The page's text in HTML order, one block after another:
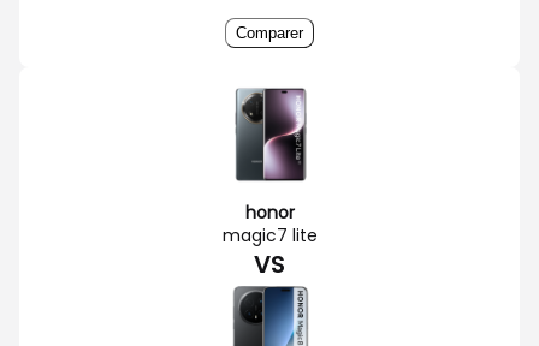
Comparer
honor
magic7 lite
VS